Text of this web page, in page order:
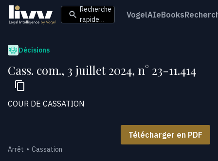
Recherche
rapide…
VogelAIeBooks
Décisions
Cass. com., 3 juillet 2024, n° 23-11.414
COUR DE CASSATION
Télécharger en PDF
Arrêt Cassation